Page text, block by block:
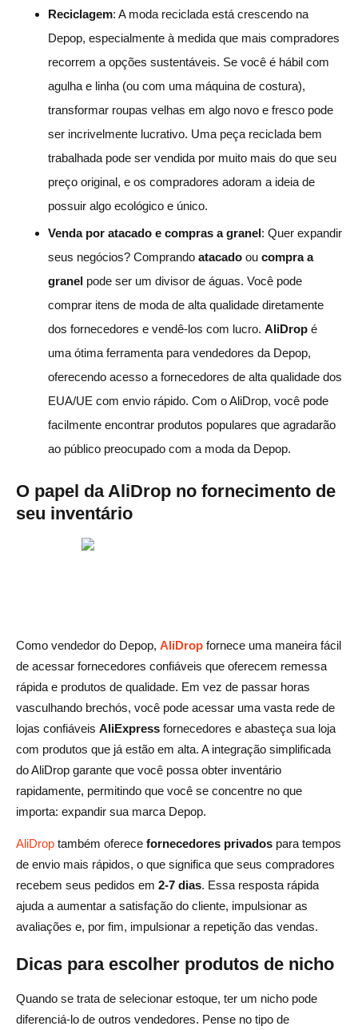
Reciclagem: A moda reciclada está crescendo na
Depop, especialmente à medida que mais compradores
recorrem a opções sustentáveis. Se você é hábil com
agulha e linha (ou com uma máquina de costura),
transformar roupas velhas em algo novo e fresco pode
ser incrivelmente lucrativo. Uma peça reciclada bem
trabalhada pode ser vendida por muito mais do que seu
preço original, e os compradores adoram a ideia de
possuir algo ecológico e único.
Venda por atacado e compras a granel: Quer expandir
seus negócios? Comprando atacado ou compra a
granel pode ser um divisor de águas. Você pode
comprar itens de moda de alta qualidade diretamente
dos fornecedores e vendê-los com lucro. AliDrop é
uma ótima ferramenta para vendedores da Depop,
oferecendo acesso a fornecedores de alta qualidade dos
EUA/UE com envio rápido. Com o AliDrop, você pode
facilmente encontrar produtos populares que agradarão
ao público preocupado com a moda da Depop.
O papel da AliDrop no fornecimento de
seu inventário
Como vendedor do Depop, AliDrop fornece uma maneira fácil
de acessar fornecedores confiáveis que oferecem remessa
rápida e produtos de qualidade. Em vez de passar horas
vasculhando brechós, você pode acessar uma vasta rede de
lojas confiáveis AliExpress fornecedores e abasteça sua loja
com produtos que já estão em alta. A integração simplificada
do AliDrop garante que você possa obter inventário
rapidamente, permitindo que você se concentre no que
importa: expandir sua marca Depop.
AliDrop também oferece fornecedores privados para tempos
de envio mais rápidos, o que significa que seus compradores
recebem seus pedidos em 2-7 dias. Essa resposta rápida
ajuda a aumentar a satisfação do cliente, impulsionar as
avaliações e, por fim, impulsionar a repetição das vendas.
Dicas para escolher produtos de nicho
Quando se trata de selecionar estoque, ter um nicho pode
diferenciá-lo de outros vendedores. Pense no tipo de